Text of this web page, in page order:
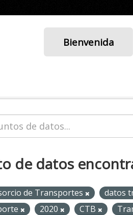
Bienvenida
de datos
de Transportes
datos
2020 CTB